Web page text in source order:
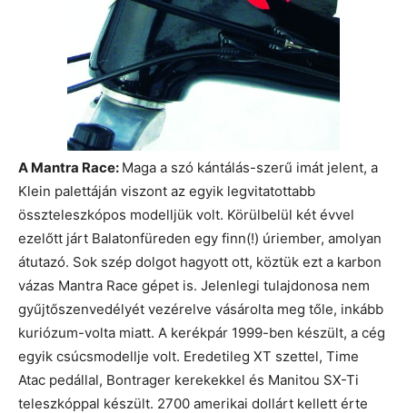
A Mantra Race: Maga a szó kántálás-szerű imát jelent, a
Klein palettáján viszont az egyik legvitatottabb
összteleszkópos modelljük volt. Körülbelül két évvel
ezelőtt járt Balatonfüreden egy finn(!) úriember, amolyan
átutazó. Sok szép dolgot hagyott ott, köztük ezt a karbon
vázas Mantra Race gépet is. Jelenlegi tulajdonosa nem
gyűjtőszenvedélyét vezérelve vásárolta meg tőle, inkább
kuriózum-volta miatt. A kerékpár 1999-ben készült, a cég
egyik csúcsmodellje volt. Eredetileg XT szettel, Time
Atac pedállal, Bontrager kerekekkel és Manitou SX-Ti
teleszkóppal készült. 2700 amerikai dollárt kellett érte